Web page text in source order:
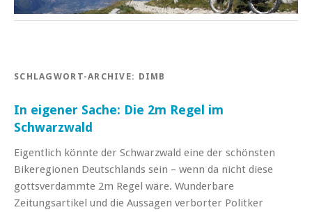
SCHLAGWORT-ARCHIVE: DIMB
In eigener Sache: Die 2m Regel im
Schwarzwald
Eigentlich könnte der Schwarzwald eine der schönsten
Bikeregionen Deutschlands sein – wenn da nicht diese
gottsverdammte 2m Regel wäre. Wunderbare
Zeitungsartikel und die Aussagen verborter Politker